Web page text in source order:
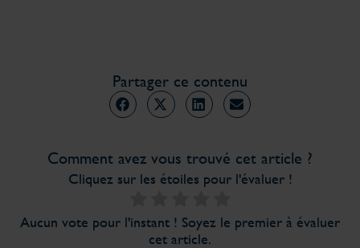
Partager ce contenu
Comment avez vous trouvé cet article ?
Cliquez sur les étoiles pour l'évaluer !
Aucun vote pour l'instant ! Soyez le premier à évaluer
cet article.